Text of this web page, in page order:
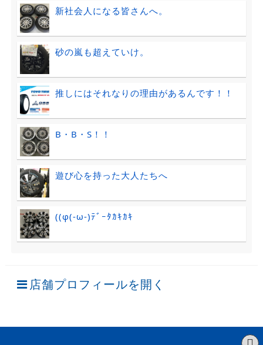
新社会人になる皆さんへ。
砂の嵐も超えていけ。
推しにはそれなりの理由があるんです！！
B・B・S！！
遊び心を持った大人たちへ
((φ(-ω-)ﾃﾞｰﾀｶｷｶｷ
店舗プロフィールを開く